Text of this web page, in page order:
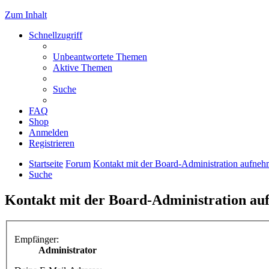
Zum Inhalt
Schnellzugriff
Unbeantwortete Themen
Aktive Themen
Suche
FAQ
Shop
Anmelden
Registrieren
Startseite Forum Kontakt mit der Board-Administration
Suche
Kontakt mit der Board-Administration
Empfänger:
Administrator